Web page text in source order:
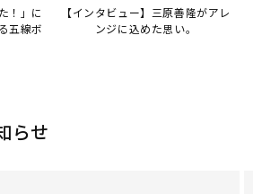
！」に
五線ボ
【インタビュー】三原善隆がアレ
ンジに込めた思い。
らせ